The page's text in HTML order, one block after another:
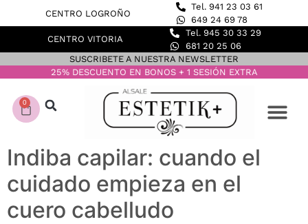
CENTRO LOGROÑO
Tel. 941 23 03 61
649 24 69 78
CENTRO VITORIA
Tel. 945 30 33 29
681 20 25 06
SUSCRIBETE A NUESTRA NEWSLETTER
25% DESCUENTO EN BONOS + 1 SESIÓN EXTRA
0
Indiba capilar: cuando el
cuidado empieza en el
cuero cabelludo